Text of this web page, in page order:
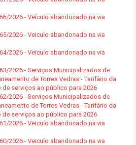
2026 - Veículo abandonado na via
2026 - Veiculo abandonado na via
2026 - Veiculo abandonado na via
2026 - Serviços Municipalizados de
de Torres Vedras - Tarifário da
de serviços ao público para 2026
2026 - Serviços Municipalizados de
de Torres Vedras - Tarifário da
de serviços ao público para 2026
2026 - Veiculo abandonado na via
2026 - Veiculo abandonado na via